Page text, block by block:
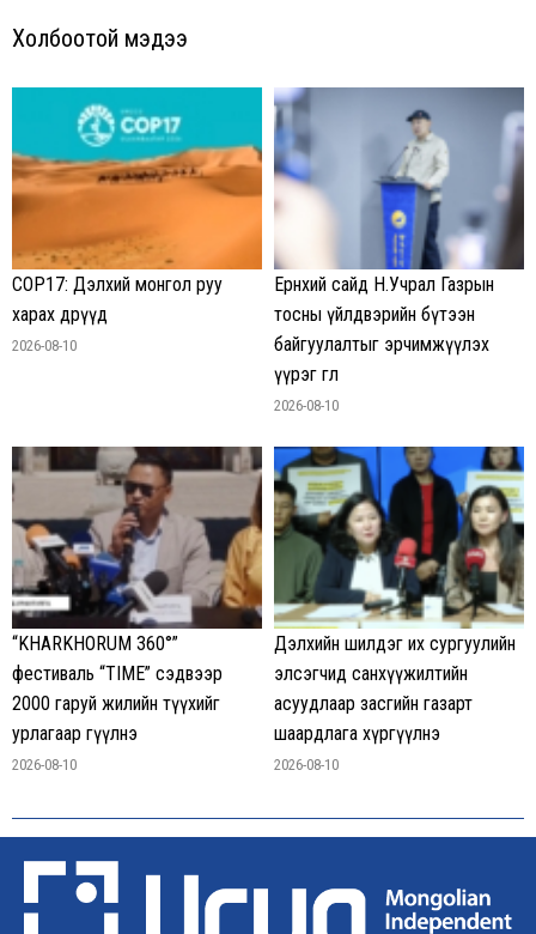
Холбоотой мэдээ
COP17: Дэлхий монгол руу
харах өдрүүд
2026-08-10
Ерөнхий сайд Н.Учрал Газрын
тосны үйлдвэрийн бүтээн
байгуулалтыг эрчимжүүлэх
үүрэг өглөө
2026-08-10
“KHARKHORUM 360°”
фестиваль “TIME” сэдвээр
2000 гаруй жилийн түүхийг
урлагаар өгүүлнэ
2026-08-10
Дэлхийн шилдэг их сургуулийн
элсэгчид санхүүжилтийн
асуудлаар засгийн газарт
шаардлага хүргүүлнэ
2026-08-10